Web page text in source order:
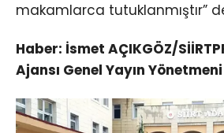
makamlarca tutuklanmıştır”
Haber: İsmet AÇIKGÖZ/
Ajansı Genel Yayın Yönetmeni